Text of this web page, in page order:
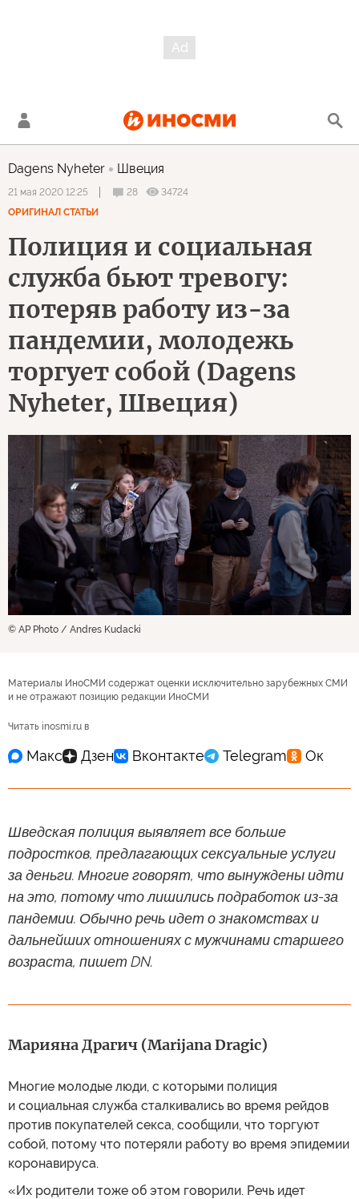
Dagens Nyheter Швеция
21 мая 2020 12:25 28
34724
ОРИГИНАЛ СТАТЬИ
Полиция и социальная
служба бьют тревогу:
потеряв работу из-за
пандемии, молодежь
торгует собой (Dagens
Nyheter, Швеция)
© AP Photo / Andres Kudacki
Материалы ИноСМИ содержат оценки исключительно зарубежных СМИ
и не отражают позицию редакции ИноСМИ
Читать inosmi.ru в
Шведская полиция выявляет все больше
подростков, предлагающих сексуальные услуги
за деньги. Многие говорят, что вынуждены идти
на это, потому что лишились подработок из-за
пандемии. Обычно речь идет о знакомствах и
дальнейших отношениях с мужчинами старшего
возраста, пишет DN.
Марияна Драгич (Marijana Dragic)
Многие молодые люди, с которыми полиция
и социальная служба сталкивались во время рейдов
против покупателей секса, сообщили, что торгуют
собой, потому что потеряли работу во время эпидемии
коронавируса.
«Их родители тоже об этом говорили. Речь идет